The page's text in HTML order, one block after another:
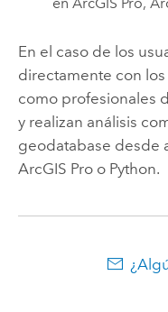
En el caso de los
directamente con
como profesionales
y realizan análisis
geodatabase desde
ArcGIS Proo Python.